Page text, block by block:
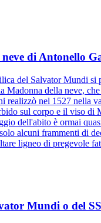
di Antonello
del Salvator Mundi si
Madonna della neve,
realizzò nel 1527 nella
sul corpo e il viso di
dell'abito è ormai
alcuni frammenti di
ligneo di pregevole
Mundi o del